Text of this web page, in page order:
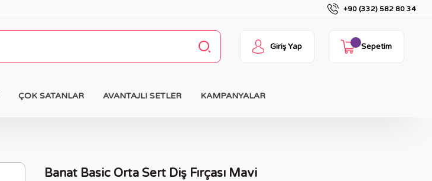
+90 (332) 582 80 34
Giriş Yap Sepetim
ÇOK SATANLAR AVANTAJLI SETLER KAMPANYALAR
Banat Basic Orta Sert Diş Fırçası Mavi